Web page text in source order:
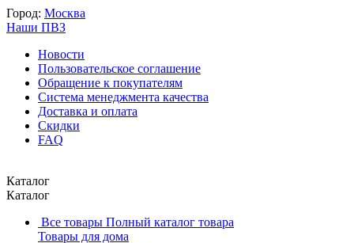
Город: Москва
Наши ПВЗ
Новости
Пользовательское соглашение
Обращение к покупателям
Система менеджмента качества
Доставка и оплата
Скидки
FAQ
Каталог
Каталог
Все товары Полный каталог товара
Товары для дома